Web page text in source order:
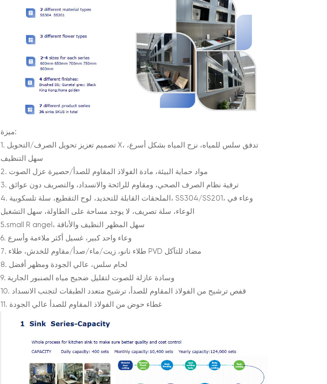
ميزة:
1. تصميم تعزيز تحويل الصرف/التحويل X، تدفق سلس للمياه، نزح المياه بشكل أسرع،
سهل التنظيف
2. مواد حماية البيئة، مادة الفولاذ المقاوم للصدأ/حصيرة عزل الصوت
3. ترقية نظام الصرف الصحي، ومقاوم للرائحة والانسداد، والتصريف دون عوائق
4. الملحقات القابلة للتحديد، لوح التقطيع، سلة تلسكوبية، SS304/SS201، وعاء في
الوعاء، سلة تصريف، لا يوجد مساحة على الطاولة، سهل التشغيل
5.small R angel، سهل المظهر النظيف والأناقة
6. وعاء واحد كبير، غسيل أكثر ملاءمة وأسرع
7. طلاء نانو، زيت/ماء/صدأ/مقاوم للخدش، طلاء PVD مضاد للتآكل
8. لحام سلس، عالي الجودة ومظهر أفضل
9. وسادة عازلة للصوت لتقليل ضجيج مياه الصنبور الجارية
10. قفص ترشيح من الفولاذ المقاوم للصدأ، ترشيح متعدد الطبقات لتجنب الانسداد
11. غطاء حوض من الفولاذ المقاوم للصدأ عالي الجودة